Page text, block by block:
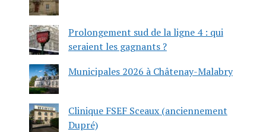
Prolongement sud de la ligne 4 : qui
seraient les gagnants ?
Municipales 2026 à Châtenay-Malabry
Clinique FSEF Sceaux (anciennement
Dupré)